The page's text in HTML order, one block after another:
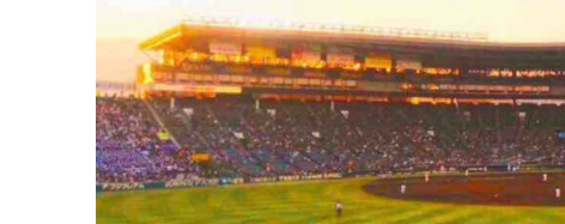
み
ね
に
大
き
な
意